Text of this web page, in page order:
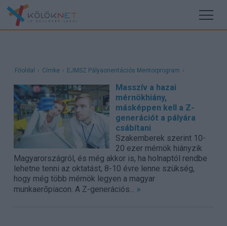
Főoldal › Címke › EJMSZ Pályaorientációs Mentorprogram ›
Masszív a hazai
mérnökhiány,
másképpen kell a Z-
generációt a pályára
csábítani
Szakemberek szerint 10-
20 ezer mérnök hiányzik
Magyarországról, és még akkor is, ha holnaptól rendbe
lehetne tenni az oktatást, 8-10 évre lenne szükség,
hogy még több mérnök legyen a magyar
munkaerőpiacon. A Z-generációs... »